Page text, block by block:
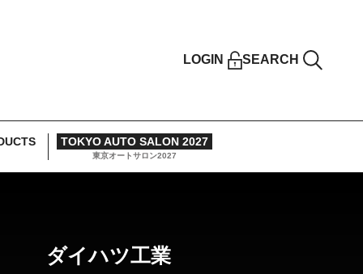
LOGIN SEARCH
TOKYO AUTO SALON 2027
東京オートサロン2027
ダイハツ工業